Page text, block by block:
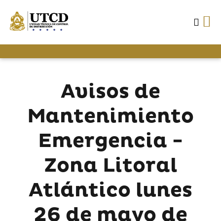
Avisos de
Mantenimiento
Emergencia -
Zona Litoral
Atlántico lunes
26 de mayo de